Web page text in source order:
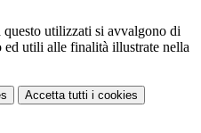
utilizzati si avvalgono di
ed utili alle finalità illustrate nella
Accetta tutti i cookies